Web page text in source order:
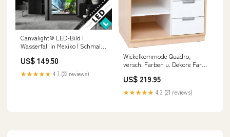
Canvalight® LED-Bild |
Wasserfall in Mexiko | Schmal
US$ 149.50
★★★★★ 4.7 (22 reviews)
Wickelkommode Quadro,
versch. Farben u. Dekore Farbe
US$ 219.95
★★★★★ 4.3 (21 reviews)